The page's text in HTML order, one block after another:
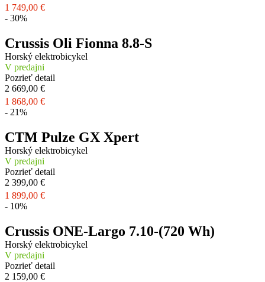
1 749,00 €
- 30%
Crussis Oli Fionna 8.8-S
Horský elektrobicykel
V predajni
Pozrieť detail
2 669,00 €
1 868,00 €
- 21%
CTM Pulze GX Xpert
Horský elektrobicykel
V predajni
Pozrieť detail
2 399,00 €
1 899,00 €
- 10%
Crussis ONE-Largo 7.10-(720 Wh)
Horský elektrobicykel
V predajni
Pozrieť detail
2 159,00 €